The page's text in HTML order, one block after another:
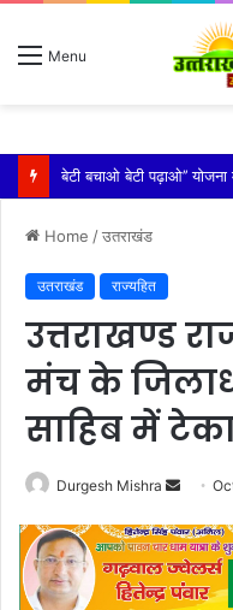
Menu
विशिष्ट पहचान बना रही है
Home /उतराखंड
उतराखंड राज्यहित
उत्तराखण्ड
मंच के
साहिब में
Durgesh Mishra
Send
email